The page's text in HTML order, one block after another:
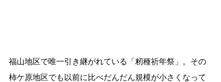
福山地区で唯一引き継がれている「籾種祈年祭」。その
柿ケ原地区でも以前に比べだんだん規模が小さくなって